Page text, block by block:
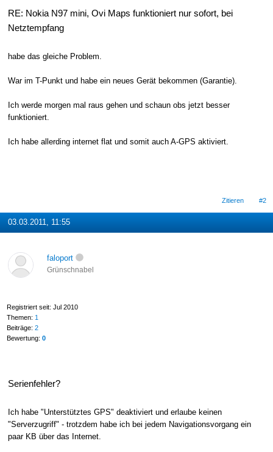
RE: Nokia N97 mini, Ovi Maps funktioniert nur sofort, bei
Netztempfang
habe das gleiche Problem.
War im T-Punkt und habe ein neues Gerät bekommen (Garantie).
Ich werde morgen mal raus gehen und schaun obs jetzt besser
funktioniert.
Ich habe allerding internet flat und somit auch A-GPS aktiviert.
Zitieren #2
03.03.2011, 11:55
faloport
Grünschnabel
Registriert seit: Jul 2010
Themen: 1
Beiträge: 2
Bewertung: 0
Serienfehler?
Ich habe "Unterstütztes GPS" deaktiviert und erlaube keinen
"Serverzugriff" - trotzdem habe ich bei jedem Navigationsvorgang ein
paar KB über das Internet.